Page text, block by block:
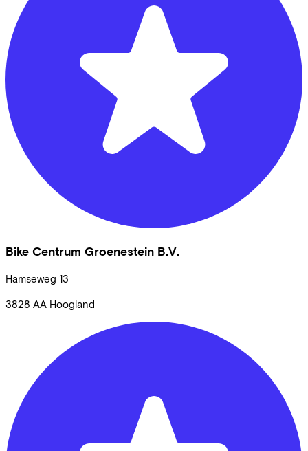
Bike Centrum Groenestein B.V.
Hamseweg 13
3828 AA Hoogland